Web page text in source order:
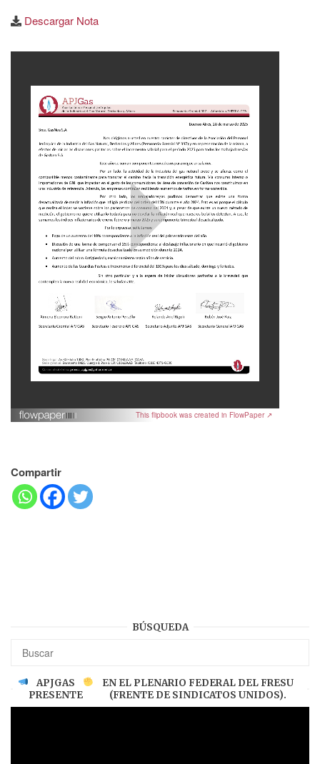
Descargar Nota
This flipbook was created in FlowPaper ↗
Compartir
BÚSQUEDA
APJGAS
PRESENTE
EN EL PLENARIO FEDERAL DEL FRESU
(FRENTE DE SINDICATOS UNIDOS).